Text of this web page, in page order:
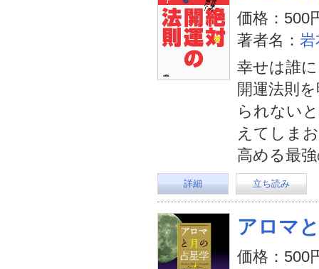
価格：500
著者名： 岩
幸せは誰
開運法則
られない
えてしま
高める最
詳細 立ち読み
アロマ
価格：500